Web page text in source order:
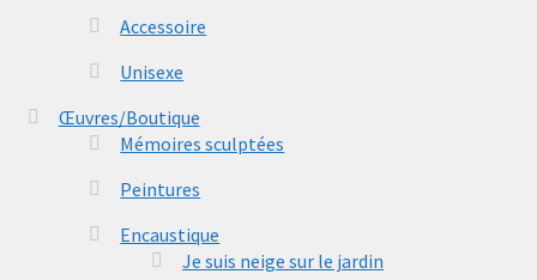
Accessoire
Unisexe
Œuvres/Boutique
Mémoires sculptées
Peintures
Encaustique
Je suis neige sur le jardin